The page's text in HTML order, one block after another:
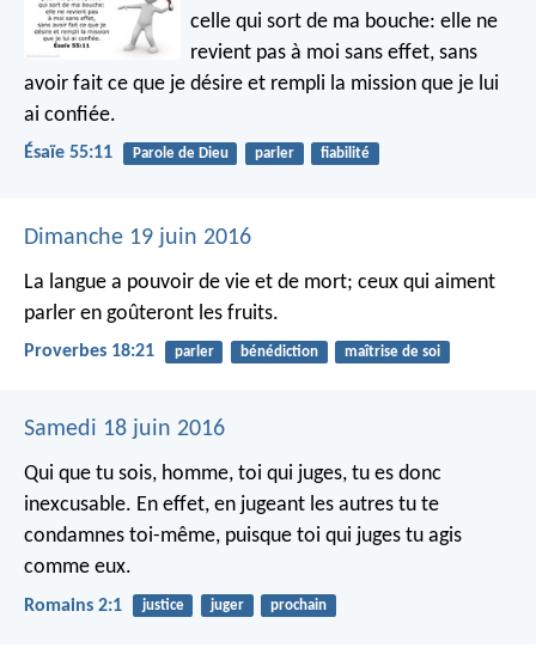
celle qui sort de ma bouche: elle ne
revient pas à moi sans effet, sans
avoir fait ce que je désire et rempli la mission que je lui
ai confiée.
Ésaïe 55:11 Parole de Dieu parler fiabilité
Dimanche 19 juin 2016
La langue a pouvoir de vie et de mort; ceux qui aiment
parler en goûteront les fruits.
Proverbes 18:21 parler bénédiction maîtrise de soi
Samedi 18 juin 2016
Qui que tu sois, homme, toi qui juges, tu es donc
inexcusable. En effet, en jugeant les autres tu te
condamnes toi-même, puisque toi qui juges tu agis
comme eux.
Romains 2:1 justice juger prochain